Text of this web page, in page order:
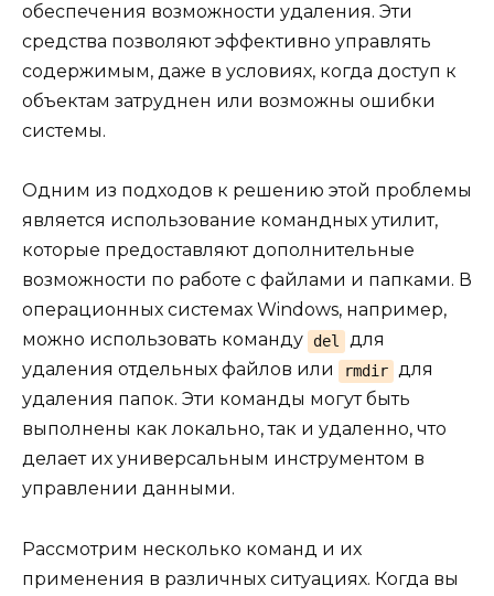
обеспечения возможности удаления. Эти
средства позволяют эффективно управлять
содержимым, даже в условиях, когда доступ к
объектам затруднен или возможны ошибки
системы.
Одним из подходов к решению этой проблемы
является использование командных утилит,
которые предоставляют дополнительные
возможности по работе с файлами и папками. В
операционных системах Windows, например,
можно использовать команду del
для
удаления отдельных файлов или
rmdir для
удаления папок. Эти команды могут быть
выполнены как локально, так и удаленно, что
делает их универсальным инструментом в
управлении данными.
Рассмотрим несколько команд и их
применения в различных ситуациях. Когда вы